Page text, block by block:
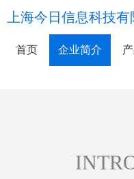
上海今日信息科技有
首页 企业简介